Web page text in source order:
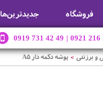
فروشگاه جديدترين‌ها
0919 731 42 49 | 0921 216
برزنتی > پوشه دکمه دار A5